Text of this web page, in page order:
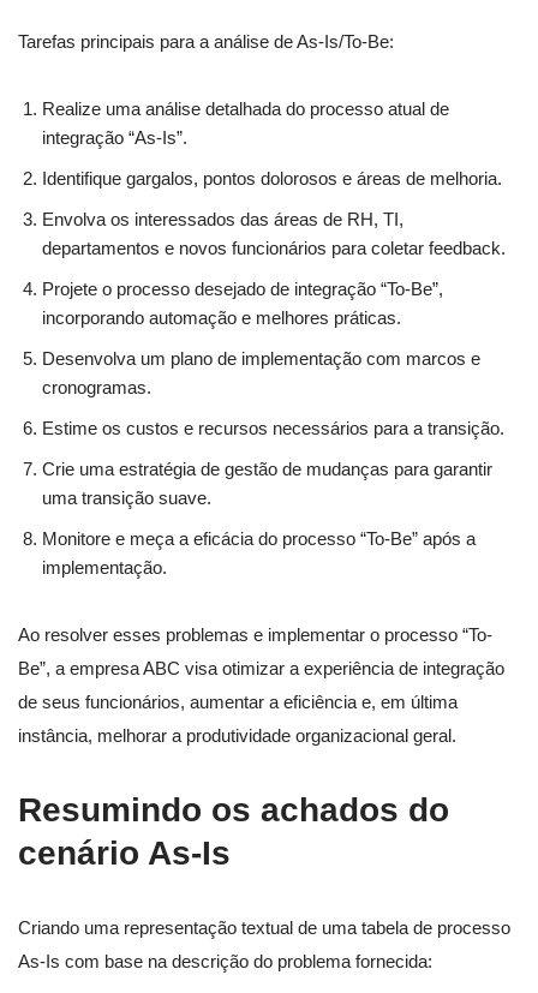
Tarefas principais para a análise de As-Is/To-Be:
Realize uma análise detalhada do processo atual de
integração “As-Is”.
Identifique gargalos, pontos dolorosos e áreas de melhoria.
Envolva os interessados das áreas de RH, TI,
departamentos e novos funcionários para coletar feedback.
Projete o processo desejado de integração “To-Be”,
incorporando automação e melhores práticas.
Desenvolva um plano de implementação com marcos e
cronogramas.
Estime os custos e recursos necessários para a transição.
Crie uma estratégia de gestão de mudanças para garantir
uma transição suave.
Monitore e meça a eficácia do processo “To-Be” após a
implementação.
Ao resolver esses problemas e implementar o processo “To-
Be”, a empresa ABC visa otimizar a experiência de integração
de seus funcionários, aumentar a eficiência e, em última
instância, melhorar a produtividade organizacional geral.
Resumindo os achados do
cenário As-Is
Criando uma representação textual de uma tabela de processo
As-Is com base na descrição do problema fornecida: